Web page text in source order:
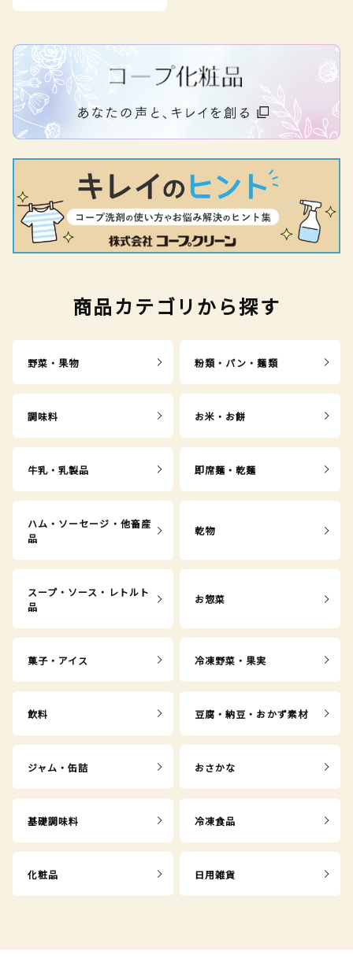
商品カテゴリから探す
野菜・果物 粉類・パン・麺類
調味料 お米・お餅
牛乳・乳製品 即席麺・乾麺
ハム・ソーセージ・他畜産
品
乾物
スープ・ソース・レトルト
品
お惣菜
菓子・アイス 冷凍野菜・果実
飲料 豆腐・納豆・おかず素材
ジャム・缶詰 おさかな
基礎調味料 冷凍食品
化粧品 日用雑貨